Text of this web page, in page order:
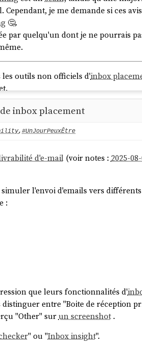
je me demande si ces
🤔.
par quelqu'un dont je ne pourrais
les outils non officiels d'inbox
d'un système decoévolution
en énergie pour maintenir le statu
inbox placement
, #UnJourPeuxÊtre
d'e-mail(voir notes :2025-
l'envoi d'emails vers
:
que leurs fonctionnalités d'
entre "Boite de réception
"Other" surun screenshot.
" ou "Inbox insight".